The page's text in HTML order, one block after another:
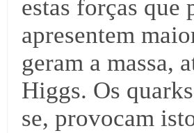
estas forças que
apresentem
geram a massa,
Higgs. Os
se, provocam